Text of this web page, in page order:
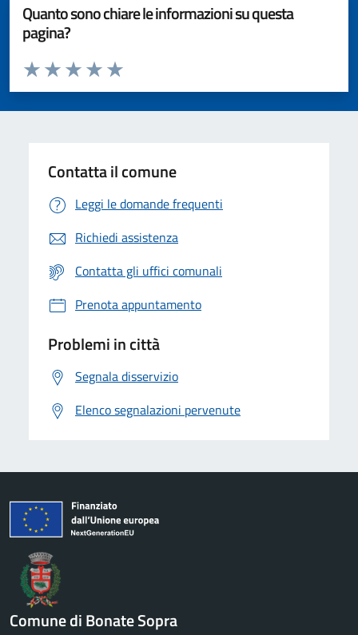
Quanto sono chiare le informazioni su questa
pagina?
Valuta da 1 a 5 stelle la pagina
Valuta 5 stelle su 5
Valuta 4 stelle su 5
Valuta 3 stelle su 5
Valuta 2 stelle su 5
Valuta 1 stelle su 5
Contatta il comune
Leggi le domande frequenti
Richiedi assistenza
Contatta gli uffici comunali
Prenota appuntamento
Problemi in città
Segnala disservizio
Elenco segnalazioni pervenute
Comune di Bonate Sopra